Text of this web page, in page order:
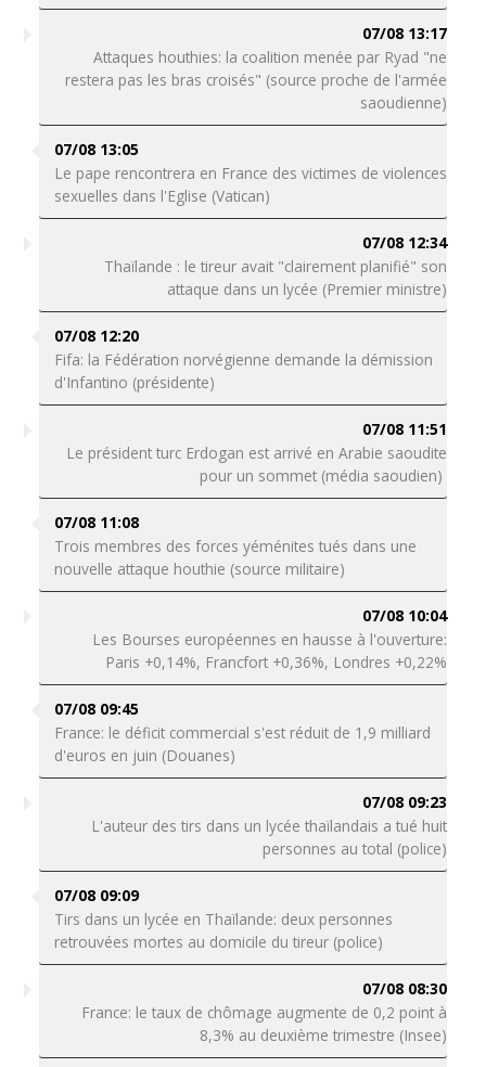
07/08 13:17
Attaques houthies: la coalition menée par Ryad "ne
restera pas les bras croisés" (source proche de l'armée
saoudienne)
07/08 13:05
Le pape rencontrera en France des victimes de violences
sexuelles dans l'Eglise (Vatican)
07/08 12:34
Thaïlande : le tireur avait "clairement planifié" son
attaque dans un lycée (Premier ministre)
07/08 12:20
Fifa: la Fédération norvégienne demande la démission
d'Infantino (présidente)
07/08 11:51
Le président turc Erdogan est arrivé en Arabie saoudite
pour un sommet (média saoudien)
07/08 11:08
Trois membres des forces yéménites tués dans une
nouvelle attaque houthie (source militaire)
07/08 10:04
Les Bourses européennes en hausse à l'ouverture:
Paris +0,14%, Francfort +0,36%, Londres +0,22%
07/08 09:45
France: le déficit commercial s'est réduit de 1,9 milliard
d'euros en juin (Douanes)
07/08 09:23
L'auteur des tirs dans un lycée thaïlandais a tué huit
personnes au total (police)
07/08 09:09
Tirs dans un lycée en Thaïlande: deux personnes
retrouvées mortes au domicile du tireur (police)
07/08 08:30
France: le taux de chômage augmente de 0,2 point à
8,3% au deuxième trimestre (Insee)